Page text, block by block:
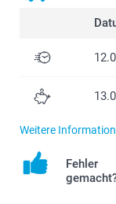
Weitere
Fehler